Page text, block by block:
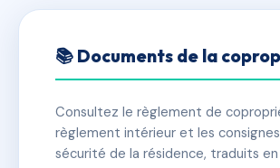
30 BIS RUE
✓ Immatriculée 🏠 16 lots 🏗 1
📚 Documents de la
Consultez le règlement de
règlement intérieur et les
sécurité de la résidence, traduits en